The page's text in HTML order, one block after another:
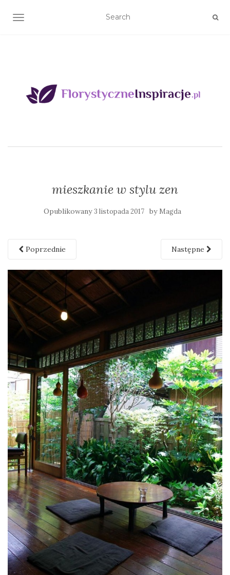
TOGGLE NAVIGATION
mieszkanie w stylu zen
Opublikowany 3 listopada 2017 by Magda
Poprzednie Następne